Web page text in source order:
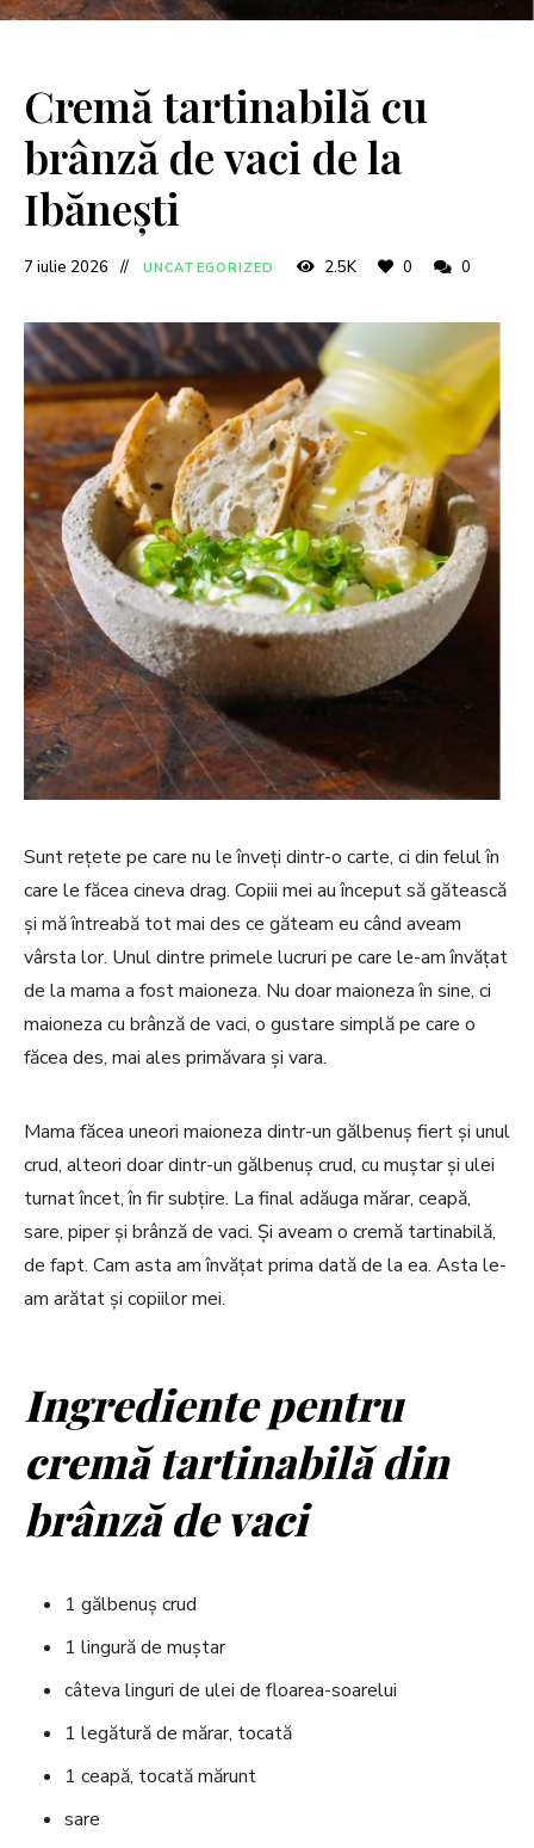
Cremă tartinabilă cu
brânză de vaci de la
Ibănești
7 iulie 2026 UNCATEGORIZED 2.5K 0 0
Sunt rețete pe care nu le înveți dintr-o carte, ci din felul în
care le făcea cineva drag. Copiii mei au început să gătească
și mă întreabă tot mai des ce găteam eu când aveam
vârsta lor. Unul dintre primele lucruri pe care le-am învățat
de la mama a fost maioneza. Nu doar maioneza în sine, ci
maioneza cu brânză de vaci, o gustare simplă pe care o
făcea des, mai ales primăvara și vara.
Mama făcea uneori maioneza dintr-un gălbenuș fiert și unul
crud, alteori doar dintr-un gălbenuș crud, cu muștar și ulei
turnat încet, în fir subțire. La final adăuga mărar, ceapă,
sare, piper și brânză de vaci. Și aveam o cremă tartinabilă,
de fapt. Cam asta am învățat prima dată de la ea. Asta le-
am arătat și copiilor mei.
Ingrediente pentru
cremă tartinabilă din
brânză de vaci
1 gălbenuș crud
1 lingură de muștar
câteva linguri de ulei de floarea-soarelui
1 legătură de mărar, tocată
1 ceapă, tocată mărunt
sare